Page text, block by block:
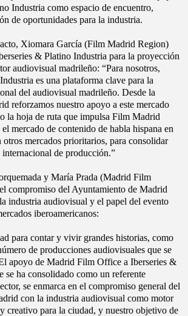
Industria como espacio de encuentro,
de oportunidades para la industria.
Xiomara García (Film Madrid Region)
& Platino Industria para la proyección
audiovisual madrileño: “Para nosotros,
es una plataforma clave para la
del audiovisual madrileño. Desde la
reforzamos nuestro apoyo a este mercado
la hoja de ruta que impulsa Film Madrid
mercado de contenido de habla hispana en
mercados prioritarios, para consolidar
de producción.”
y María Prada (Madrid Film
compromiso del Ayuntamiento de Madrid
industria audiovisual y el papel del evento
iberoamericanos:
para contar y vivir grandes historias, como
de producciones audiovisuales que se
apoyo de Madrid Film Office a Iberseries &
se ha consolidado como un referente
se enmarca en el compromiso general del
con la industria audiovisual como motor
creativo para la ciudad, y nuestro objetivo de